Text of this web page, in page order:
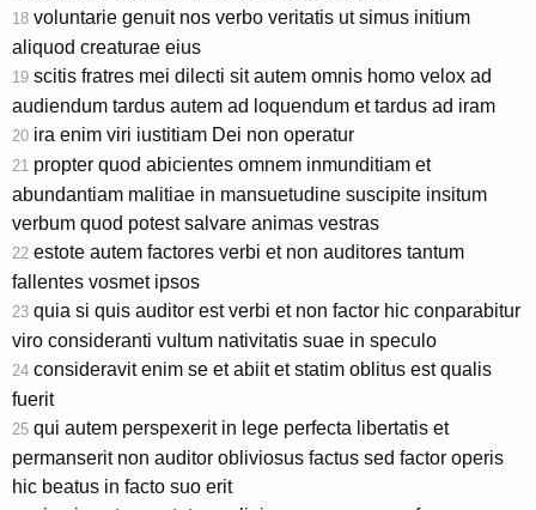
18 voluntarie genuit nos verbo veritatis ut simus initium
aliquod creaturae eius
19 scitis fratres mei dilecti sit autem omnis homo velox ad
audiendum tardus autem ad loquendum et tardus ad iram
20 ira enim viri iustitiam Dei non operatur
21 propter quod abicientes omnem inmunditiam et
abundantiam malitiae in mansuetudine suscipite insitum
verbum quod potest salvare animas vestras
22 estote autem factores verbi et non auditores tantum
fallentes vosmet ipsos
23 quia si quis auditor est verbi et non factor hic conparabitur
viro consideranti vultum nativitatis suae in speculo
24 consideravit enim se et abiit et statim oblitus est qualis
fuerit
25 qui autem perspexerit in lege perfecta libertatis et
permanserit non auditor obliviosus factus sed factor operis
hic beatus in facto suo erit